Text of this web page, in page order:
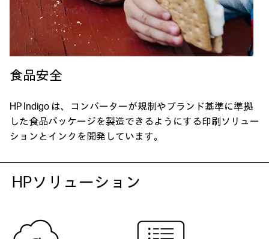
食品安全
HP Indigo は、コンバーターが規制やブランド基準に準拠
した食品パッケージを製造できるようにする印刷ソリュー
ションとインクを開発しています。
HPソリューション